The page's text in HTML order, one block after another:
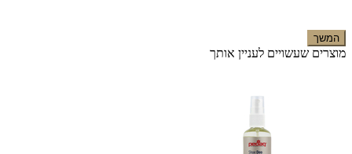
המשך
מוצרים שעשויים לעניין אותך